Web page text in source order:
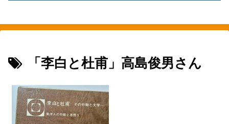
「李白と杜甫」高島俊男さん